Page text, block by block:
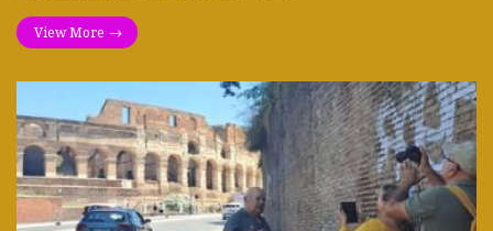
View More